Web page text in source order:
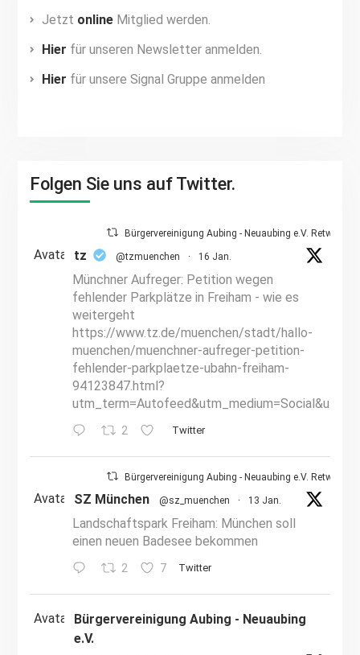
Jetzt onlineMitglied werden.
Hier für unseren Newsletter anmelden.
Hier für unsere Signal Gruppe anmelden
Folgen Sie uns auf Twitter.
Bürgervereinigung Aubing - Neuaubing e.V. Retweetet
Avatar tz @tzmuenchen · 16 Jan.
Münchner Aufreger: Petition wegen
fehlender Parkplätze in Freiham - wie es
weitergeht
https://www.tz.de/muenchen/stadt/hallo-
muenchen/muenchner-aufreger-petition-
fehlender-parkplaetze-ubahn-freiham-
94123847.html?
2 Twitter
Bürgervereinigung Aubing - Neuaubing e.V. Retweetet
Avatar SZ München @sz_muenchen · 13 Jan.
Landschaftspark Freiham: München soll
einen neuen Badesee bekommen
2 7 Twitter
Avatar
Bürgervereinigung Aubing - Neuaubing
e.V.